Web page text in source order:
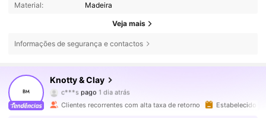
Material: Madeira
Veja mais
Informações de segurança e contactos
Knotty & Clay
32K Seguidores
c***s pago1 dia atrás
7***d seguiu 5 horas atrás
Clientes recorrentes com alta taxa de retorno Estabelecido